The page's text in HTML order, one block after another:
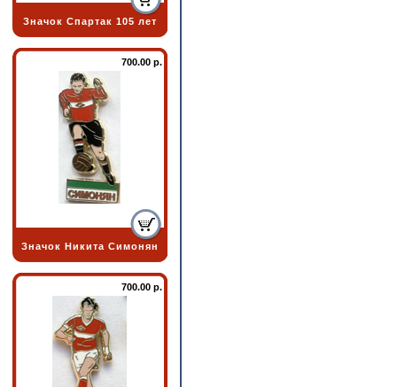
Значок Спартак 105 лет
700.00 р.
Значок Никита Симонян
700.00 р.